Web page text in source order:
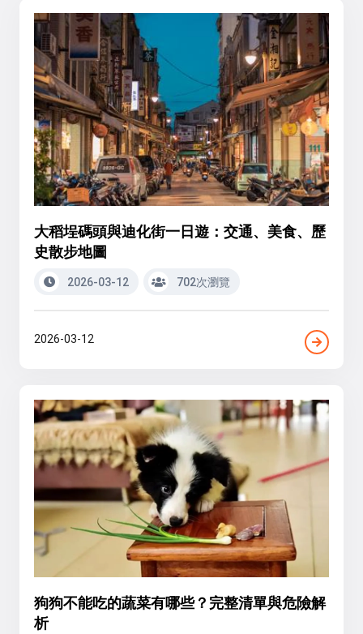
大稻埕碼頭與迪化街一日遊：交通、美食、歷
史散步地圖
2026-03-12 702次瀏覽
2026-03-12
狗狗不能吃的蔬菜有哪些？完整清單與危險解
析